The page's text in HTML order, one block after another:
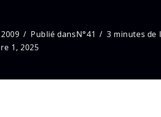
Publié dansN°41
3 minutes de
1, 2025